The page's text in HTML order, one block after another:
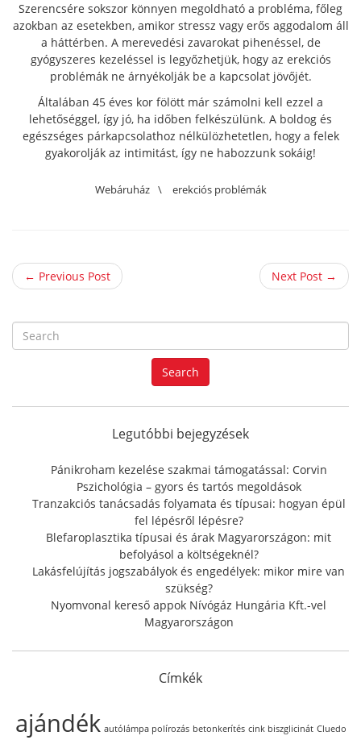
Szerencsére sokszor könnyen megoldható a probléma, főleg
azokban az esetekben, amikor stressz vagy erős aggodalom áll
a háttérben. A merevedési zavarokat pihenéssel, de
gyógyszeres kezeléssel is legyőzhetjük, hogy az erekciós
problémák ne árnyékolják be a kapcsolat jövőjét.
Általában 45 éves kor fölött már számolni kell ezzel a
lehetőséggel, így jó, ha időben felkészülünk. A boldog és
egészséges párkapcsolathoz nélkülözhetetlen, hogy a felek
gyakorolják az intimitást, így ne habozzunk sokáig!
Webáruház \ erekciós problémák
← Previous Post Next Post →
e
a
r
f
r
:
Search
Legutóbbi bejegyzések
Pánikroham kezelése szakmai támogatással: Corvin
Pszichológia – gyors és tartós megoldások
Tranzakciós tanácsadás folyamata és típusai: hogyan épül
fel lépésről lépésre?
Blefaroplasztika típusai és árak Magyarországon: mit
befolyásol a költségeknél?
Lakásfelújítás jogszabályok és engedélyek: mikor mire van
szükség?
Nyomvonal kereső appok Nívógáz Hungária Kft.-vel
Magyarországon
Címkék
ajándék autólámpa polírozás betonkerítés cink biszglicinát Cluedo